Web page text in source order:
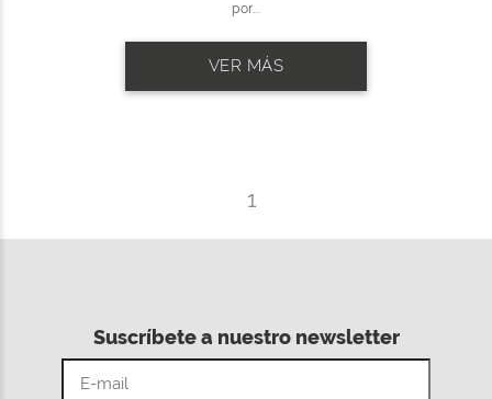
por...
VER MÁS
1
Suscríbete a nuestro newsletter